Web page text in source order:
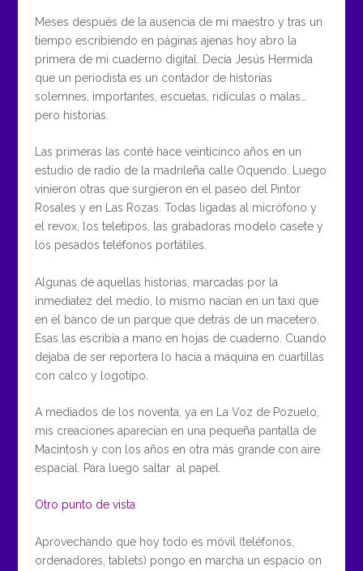
Meses después de la ausencia de mi maestro y tras un
tiempo escribiendo en páginas ajenas hoy abro la
primera de mi cuaderno digital. Decía Jesús Hermida
que un periodista es un contador de historias
solemnes, importantes, escuetas, ridículas o malas…
pero historias.
Las primeras las conté hace veinticinco años en un
estudio de radio de la madrileña calle Oquendo. Luego
vinieron otras que surgieron en el paseo del Pintor
Rosales y en Las Rozas. Todas ligadas al micrófono y
el revox, los teletipos, las grabadoras modelo casete y
los pesados teléfonos portátiles.
Algunas de aquellas historias, marcadas por la
inmediatez del medio, lo mismo nacían en un taxi que
en el banco de un parque que detrás de un macetero.
Esas las escribía a mano en hojas de cuaderno. Cuando
dejaba de ser reportera lo hacía a máquina en cuartillas
con calco y logotipo.
A mediados de los noventa, ya en La Voz de Pozuelo,
mis creaciones aparecían en una pequeña pantalla de
Macintosh y con los años en otra más grande con aire
espacial. Para luego saltar al papel.
Otro punto de vista
Aprovechando que hoy todo es móvil (teléfonos,
ordenadores, tablets) pongo en marcha un espacio on